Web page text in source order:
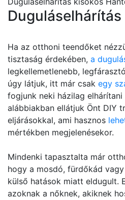
Ha az otthoni teendőket
tisztaság érdekében, a
legkellemetlenebb,
úgy látjuk, itt már csak egy
fogjunk neki házilag
alábbiakban ellátjuk Önt DIY
eljárásokkal, ami hasznos
mértékben megjelenésekor.
Mindenki tapasztalta már
hogy a mosdó, fürdőkád vagy
külső hatások miatt eldugult.
azoknak a nőknek, akiknek